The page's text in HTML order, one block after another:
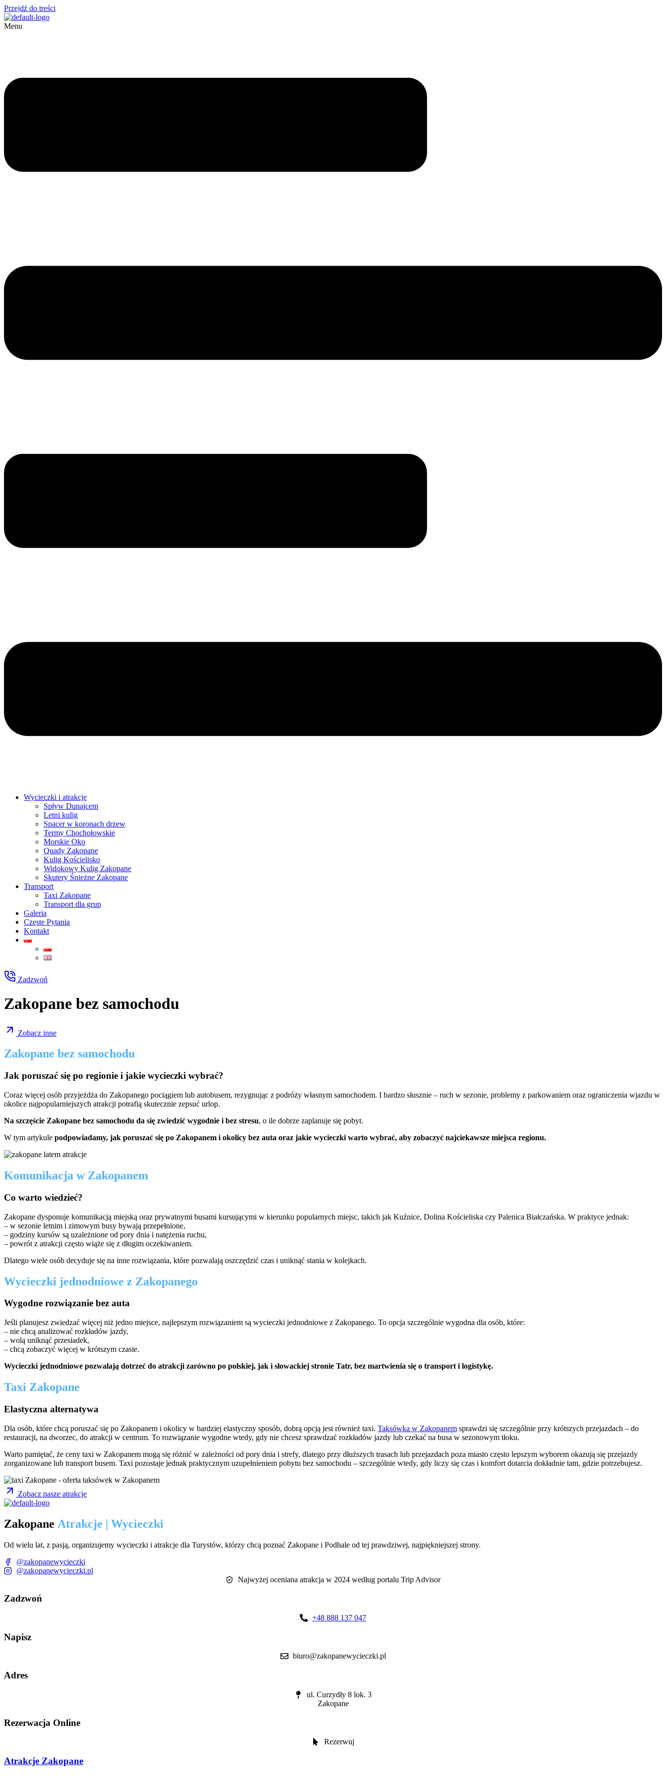
Przejdź do treści
Menu
Wycieczki i atrakcje
Spływ Dunajcem
Letni kulig
Spacer w koronach drzew
Termy Chochołowskie
Morskie Oko
Quady Zakopane
Kulig Kościelisko
Widokowy Kulig Zakopane
Skutery Śnieżne Zakopane
Transport
Taxi Zakopane
Transport dla grup
Galeria
Częste Pytania
Kontakt
Zadzwoń
Zakopane bez samochodu​
Zobacz inne
Zakopane bez samochodu
Jak poruszać się po regionie i jakie wycieczki wybrać?
Coraz więcej osób przyjeżdża do Zakopanego pociągiem lub autobusem, rezygnując z podróży własnym samochodem. I bardzo słusznie – ruch w sezonie, problemy z parkowaniem oraz ograniczenia wjazdu w
okolice najpopularniejszych atrakcji potrafią skutecznie zepsuć urlop.
Na szczęście Zakopane bez samochodu da się zwiedzić wygodnie i bez stresu, o ile dobrze zaplanuje się pobyt.
W tym artykule podpowiadamy, jak poruszać się po Zakopanem i okolicy bez auta oraz jakie wycieczki warto wybrać, aby zobaczyć najciekawsze miejsca regionu.
Komunikacja w Zakopanem
Co warto wiedzieć?
Zakopane dysponuje komunikacją miejską oraz prywatnymi busami kursującymi w kierunku popularnych miejsc, takich jak Kuźnice, Dolina Kościeliska czy Palenica Białczańska. W praktyce jednak:
– w sezonie letnim i zimowym busy bywają przepełnione,
– godziny kursów są uzależnione od pory dnia i natężenia ruchu,
– powrót z atrakcji często wiąże się z długim oczekiwaniem.
Dlatego wiele osób decyduje się na inne rozwiązania, które pozwalają oszczędzić czas i uniknąć stania w kolejkach.
Wycieczki jednodniowe z Zakopanego
Wygodne rozwiązanie bez auta
Jeśli planujesz zwiedzać więcej niż jedno miejsce, najlepszym rozwiązaniem są wycieczki jednodniowe z Zakopanego. To opcja szczególnie wygodna dla osób, które:
– nie chcą analizować rozkładów jazdy,
– wolą uniknąć przesiadek,
– chcą zobaczyć więcej w krótszym czasie.
Wycieczki jednodniowe pozwalają dotrzeć do atrakcji zarówno po polskiej, jak i słowackiej stronie Tatr, bez martwienia się o transport i logistykę.
Taxi Zakopane
Elastyczna alternatywa
Dla osób, które chcą poruszać się po Zakopanem i okolicy w bardziej elastyczny sposób, dobrą opcją jest również taxi. Taksówka w Zakopanem sprawdzi się szczególnie przy krótszych przejazdach – do
restauracji, na dworzec, do atrakcji w centrum. To rozwiązanie wygodne wtedy, gdy nie chcesz sprawdzać rozkładów jazdy lub czekać na busa w sezonowym tłoku.
Warto pamiętać, że ceny taxi w Zakopanem mogą się różnić w zależności od pory dnia i strefy, dlatego przy dłuższych trasach lub przejazdach poza miasto często lepszym wyborem okazują się przejazdy
zorganizowane lub transport busem. Taxi pozostaje jednak praktycznym uzupełnieniem pobytu bez samochodu – szczególnie wtedy, gdy liczy się czas i komfort dotarcia dokładnie tam, gdzie potrzebujesz.
Zobacz nasze atrakcje
Zakopane Atrakcje | Wycieczki
Od wielu lat, z pasją, organizujemy wycieczki i atrakcje dla Turystów, którzy chcą poznać Zakopane i Podhale od tej prawdziwej, najpiękniejszej strony.
@zakopanewycieczki
@zakopanewycieczki.pl
Najwyżej oceniana atrakcja w 2024 według portalu Trip Advisor
Zadzwoń
+48 888 137 047
Napisz
biuro@zakopanewycieczki.pl
Adres
ul. Curzydły 8 lok. 3
Zakopane
Rezerwacja Online
Rezerwuj
Atrakcje Zakopane